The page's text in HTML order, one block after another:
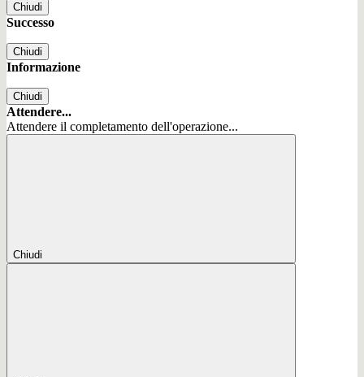
Chiudi
Successo
Chiudi
Informazione
Chiudi
Attendere...
Attendere il completamento dell'operazione...
Chiudi